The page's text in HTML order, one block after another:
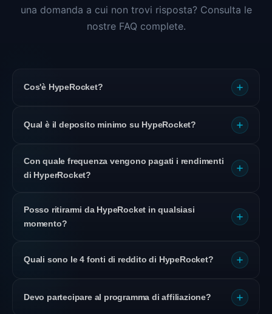
una domanda a cui non trovi risposta? Consulta le
nostre FAQ complete.
Cos'è HypeRocket?
Qual è il deposito minimo su HypeRocket?
Con quale frequenza vengono pagati i rendimenti
di HyperRocket?
Posso ritirarmi da HypeRocket in qualsiasi
momento?
Quali sono le 4 fonti di reddito di HypeRocket?
Devo partecipare al programma di affiliazione?